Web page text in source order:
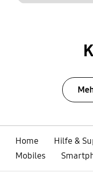
Home
Hilfe &
Mobiles